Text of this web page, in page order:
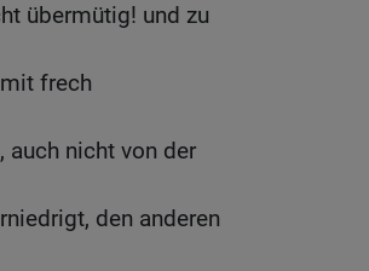
übermütig! und zu
frech
auch nicht von der
den anderen